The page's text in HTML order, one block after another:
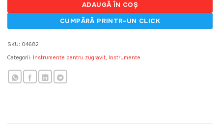
ADAUGĂ ÎN COȘ
SKU: 04682
Categorii: Instrumente pentru zugravit, Instrumente